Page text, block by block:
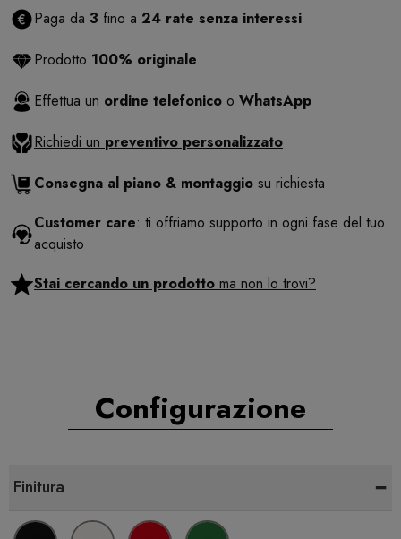
Paga da 3 fino a 24 rate senza interessi
Prodotto 100% originale
Effettua un ordine telefonico o WhatsApp
Richiedi un preventivo personalizzato
Consegna al piano & montaggio su richiesta
Customer care: ti offriamo supporto in ogni fase del tuo
acquisto
Stai cercando un prodotto ma non lo trovi?
Configurazione
Finitura -